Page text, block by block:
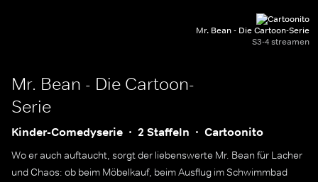
Mr. Bean - Die Cartoon-Serie
S3-4 streamen
Mr. Bean - Die Cartoon-
Serie
Kinder-Comedyserie 2 Staffeln Cartoonito
Wo er auch auftaucht, sorgt der liebenswerte Mr. Bean für Lacher
und Chaos: ob beim Möbelkauf, beim Ausflug im Schwimmbad